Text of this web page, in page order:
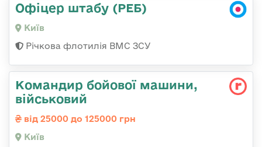
Офіцер штабу (РЕБ)
Київ
Річкова флотилія ВМС ЗСУ
Командиp бойової машини,
військовий
від 25000 до 125000 грн
Київ